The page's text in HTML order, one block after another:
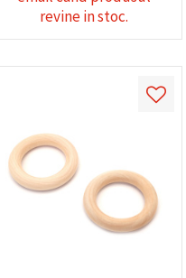
revine in stoc.